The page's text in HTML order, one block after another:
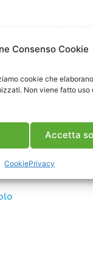
Consenso Cookie
cookie che
Non viene fatto
Accetta
CookiePrivacy